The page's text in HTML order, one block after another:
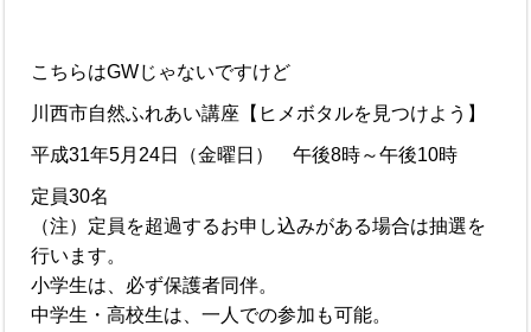
こちらはGWじゃないですけど
川西市自然ふれあい講座【ヒメボタルを見つけよう】
平成31年5月24日（金曜日） 午後8時～午後10時
定員30名
（注）定員を超過するお申し込みがある場合は抽選を
行います。
小学生は、必ず保護者同伴。
中学生・高校生は、一人での参加も可能。